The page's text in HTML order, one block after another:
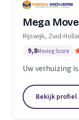
Mega
Rijswijk, Zuid-
9,8Moving Score
Uw verhuizing
Bekijk profiel